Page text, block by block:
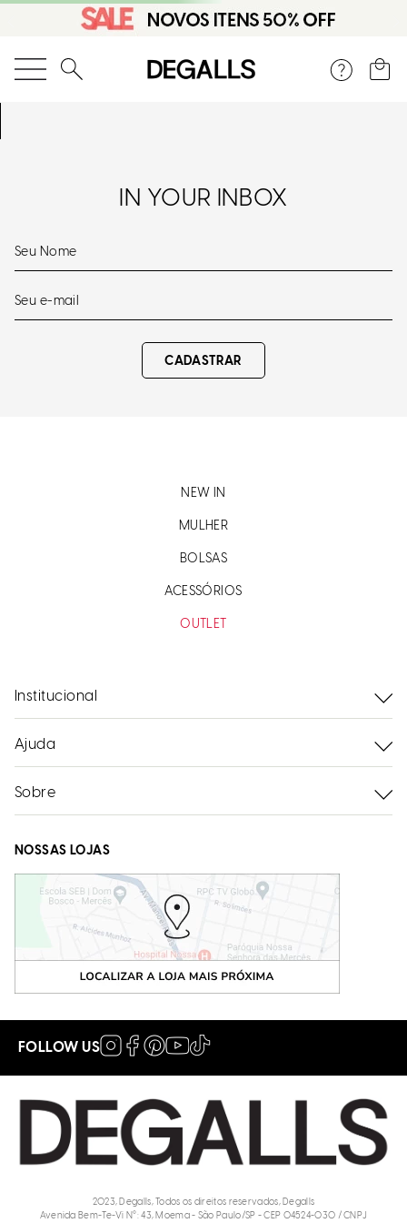
O que você está procurando?
IN YOUR INBOX
CADASTRAR
NEW IN
MULHER
BOLSAS
ACESSÓRIOS
OUTLET
Institucional
Ajuda
Sobre
NOSSAS LOJAS
FOLLOW US
2023, Degalls, Todos os direitos reservados, Degalls
Avenida Bem-Te-Vi N°: 43, Moema - São Paulo/SP - CEP 04524-030 / CNPJ